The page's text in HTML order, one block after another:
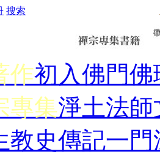
搜索
作初入佛門佛
專集淨土法師
教史傳記一門